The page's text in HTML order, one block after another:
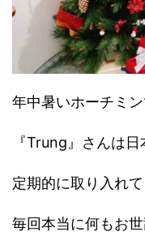
年中暑いホーチミ
『Trung』さんは
定期的に取り入れ
毎回本当に何もお